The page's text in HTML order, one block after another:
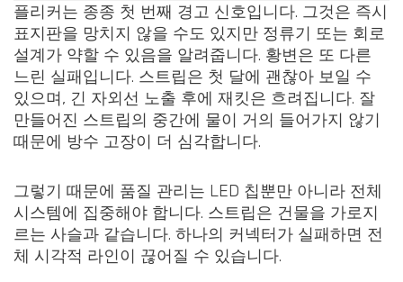
플리커는 종종 첫 번째 경고 신호입니다. 그것은 즉시
표지판을 망치지 않을 수도 있지만 정류기 또는 회로
설계가 약할 수 있음을 알려줍니다. 황변은 또 다른
느린 실패입니다. 스트립은 첫 달에 괜찮아 보일 수
있으며, 긴 자외선 노출 후에 재킷은 흐려집니다. 잘
만들어진 스트립의 중간에 물이 거의 들어가지 않기
때문에 방수 고장이 더 심각합니다.
그렇기 때문에 품질 관리는 LED 칩뿐만 아니라 전체
시스템에 집중해야 합니다. 스트립은 건물을 가로지
르는 사슬과 같습니다. 하나의 커넥터가 실패하면 전
체 시각적 라인이 끊어질 수 있습니다.